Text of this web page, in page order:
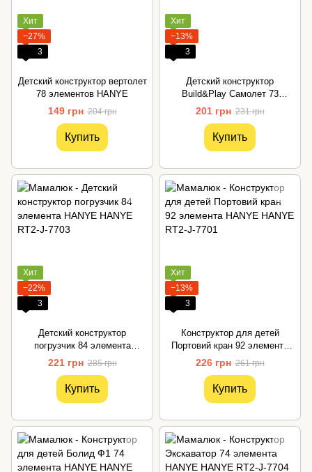
Хит
−27%
3
Детский конструктор вертолет
78 элементов HANYE
149 грн 204 грн
Купить
Хит
−13%
3
Детский конструктор
Build&Play Самолет 73
элемента HANYE
201 грн 231 грн
Купить
Хит
−22%
3
Детский конструктор
погрузчик 84 элемента
HANYE
221 грн 285 грн
Купить
Хит
−13%
3
Конструктор для детей
Портовий кран 92 элемента
HANYE
226 грн 261 грн
Купить